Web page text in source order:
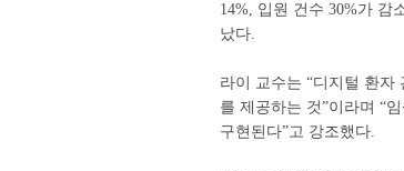
14%, 입원 건수 30%가 감
났다.
라이 교수는 “디지털 환자
를 제공하는 것”이라며 “
구현된다”고 강조했다.